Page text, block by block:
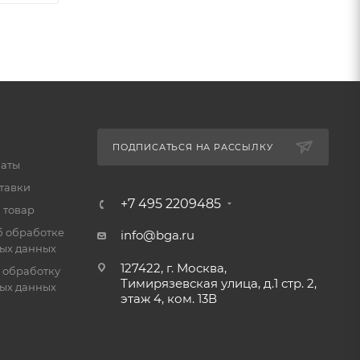
обработке
данных
данных
ПОДПИСАТЬСЯ НА РАССЫЛКУ
+7 495 2209485
info@bga.ru
127422, г. Москва,
Тимирязевская улица, д.1 стр. 2,
этаж 4, ком. 13В